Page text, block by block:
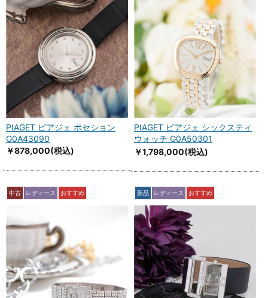
PIAGET ピアジェ ポセション
G0A43090
￥878,000(税込)
PIAGET ピアジェ シックスティ
ウォッチ G0A50301
￥1,798,000(税込)
中古 レディース おすすめ 新品 レディース おすすめ